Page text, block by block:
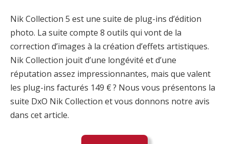
Nik Collection 5 est une suite de plug-ins d’édition
photo. La suite compte 8 outils qui vont de la
correction d’images à la création d’effets artistiques.
Nik Collection jouit d’une longévité et d’une
réputation assez impressionnantes, mais que valent
les plug-ins facturés 149 € ? Nous vous présentons la
suite DxO Nik Collection et vous donnons notre avis
dans cet article.